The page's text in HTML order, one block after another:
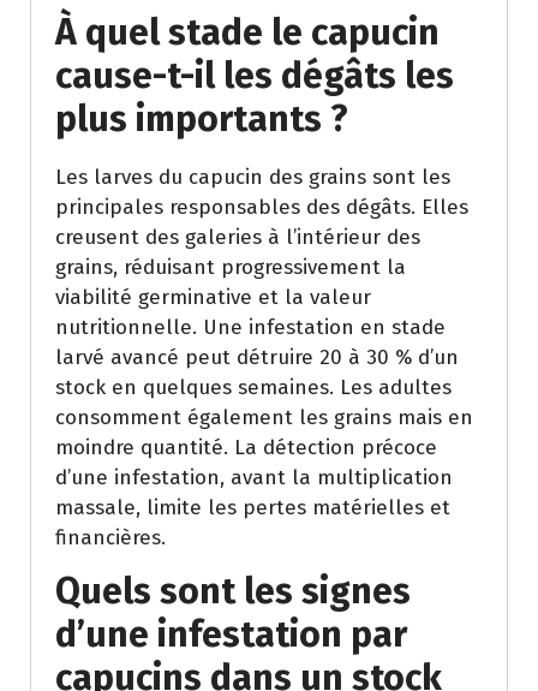
À quel stade le capucin
cause-t-il les dégâts les
plus importants ?
Les larves du capucin des grains sont les
principales responsables des dégâts. Elles
creusent des galeries à l’intérieur des
grains, réduisant progressivement la
viabilité germinative et la valeur
nutritionnelle. Une infestation en stade
larvé avancé peut détruire 20 à 30 % d’un
stock en quelques semaines. Les adultes
consomment également les grains mais en
moindre quantité. La détection précoce
d’une infestation, avant la multiplication
massale, limite les pertes matérielles et
financières.
Quels sont les signes
d’une infestation par
capucins dans un stock